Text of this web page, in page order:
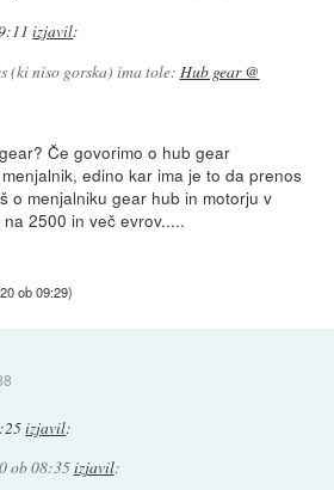
izjavil:
(ki niso gorska) ima tole: Hub gear @
Če govorimo o hub gear
edino kar ima je to da prenos
o menjalniku gear hub in motorju v
2500 in več evrov.....
ob 09:29)
izjavil:
ob 08:35izjavil: